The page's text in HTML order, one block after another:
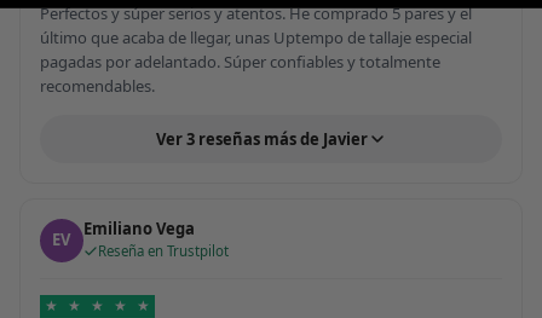
Perfectos y súper serios y atentos. He comprado 5 pares y el
último que acaba de llegar, unas Uptempo de tallaje especial
pagadas por adelantado. Súper confiables y totalmente
recomendables.
Ver 3 reseñas más de Javier
EV Emiliano Vega
Reseña en Trustpilot
★ ★ ★ ★ ★